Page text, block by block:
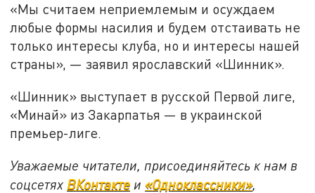
«Мы считаем неприемлемым и осуждаем
любые формы насилия и будем отстаивать не
только интересы клуба, но и интересы нашей
страны», — заявил ярославский «Шинник».
«Шинник» выступает в русской Первой лиге,
«Минай» из Закарпатья — в украинской
премьер-лиге.
Уважаемые читатели, присоединяйтесь к нам в
соцсетях ВКонтакте и«Одноклассники»,